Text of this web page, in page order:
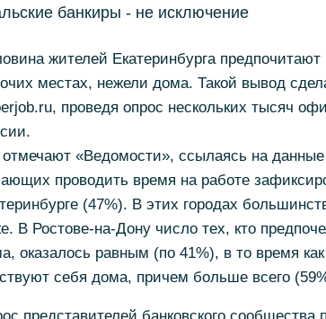
банкиры - не исключение
жителей Екатеринбурга
местах, нежели дома. Такой вывод
проведя опрос нескольких тысяч
отмечают «Ведомости», ссылаясь на
проводить время на работе
(47%). В этих городах
В Ростове-на-Дону число тех, кто
оказалось равным (по 41%), в то время
себя дома, причем больше всего